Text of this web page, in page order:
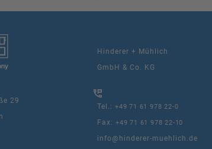
29
Hinderer + Mühlich
GmbH & Co. KG
Tel.: +49 71 61 978 22-0
Fax: +49 71 61 978 22-10
info@hinderer-muehlich.de